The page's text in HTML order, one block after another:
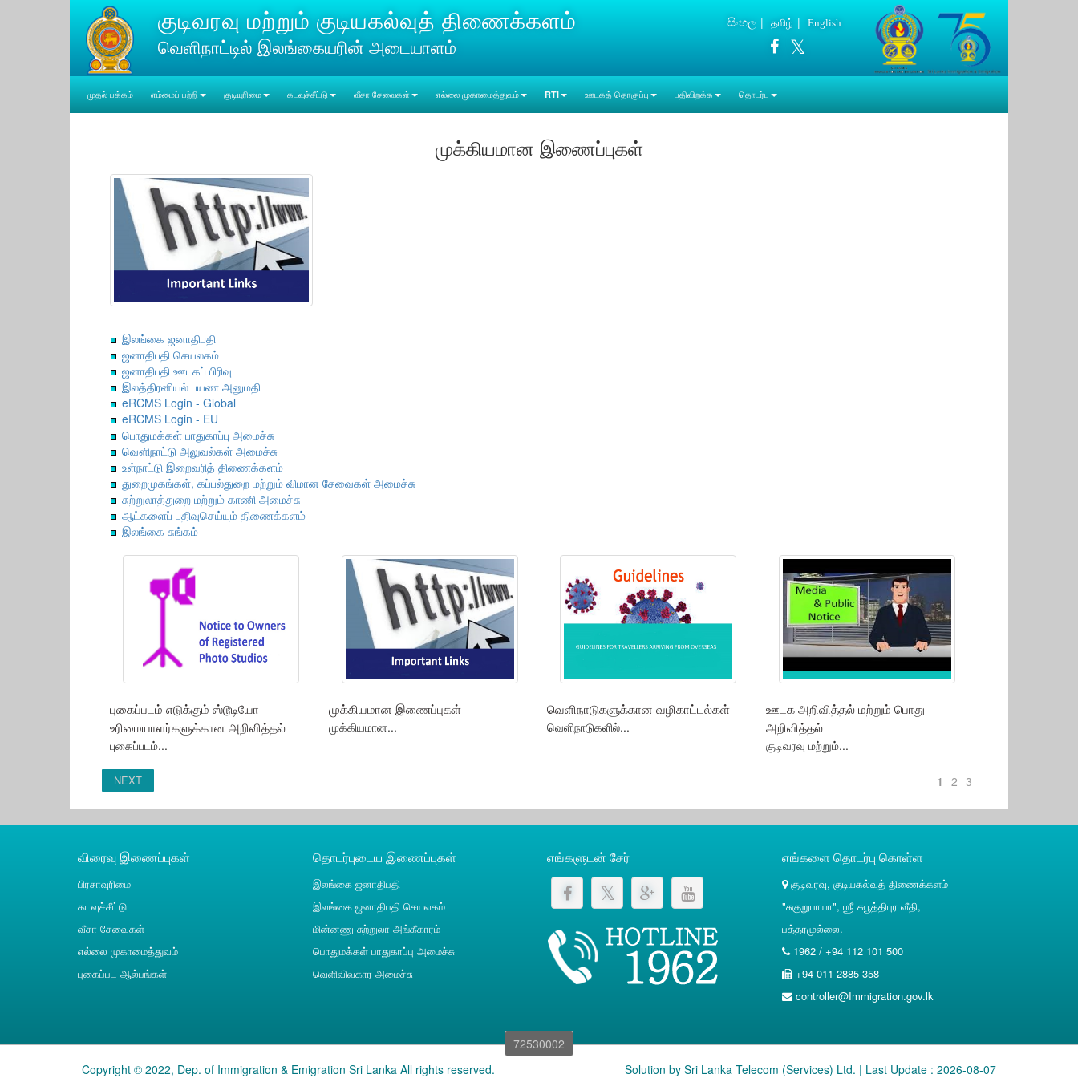
குடிவரவு மற்றும் குடியகல்வுத் திணைக்களம்
வெளிநாட்டில் இலங்கையரின் அடையாளம்
සිංහල தமிழ் English
முதல் பக்கம் எம்மைப் பற்றி குடியுரிமை கடவுச்சீட்டு வீசா சேவைகள் எல்லை முகாமைத்துவம் RTI ஊடகத் தொகுப்பு பதிவிறக்க தொடர்பு
முக்கியமான இணைப்புகள்
இலங்கை ஜனாதிபதி
ஜனாதிபதி செயலகம்
ஜனாதிபதி ஊடகப் பிரிவு
இலத்திரனியல் பயண அனுமதி
eRCMS Login - Global
eRCMS Login - EU
பொதுமக்கள் பாதுகாப்பு அமைச்சு
வௌிநாட்டு அலுவல்கள் அமைச்சு
உள்நாட்டு இறைவரித் திணைக்களம்
துறைமுகங்கள், கப்பல்துறை மற்றும் விமான சேவைகள் அமைச்சு
சுற்றுலாத்துறை மற்றும் காணி அமைச்சு
ஆட்களைப் பதிவுசெய்யும் திணைக்களம்
இலங்கை சுங்கம்
புகைப்படம் எடுக்கும் ஸ்டூடியோ
உரிமையாளர்களுக்கான அறிவித்தல்
புகைப்படம்...
முக்கியமான இணைப்புகள்
முக்கியமான...
வெளிநாடுகளுக்கான வழிகாட்டல்கள்
வெளிநாடுகளில்...
ஊடக அறிவித்தல் மற்றும் பொது
அறிவித்தல்
குடிவரவு மற்றும்...
NEXT 1 2 3
விரைவு இணைப்புகள்
பிரசாவுரிமை
கடவுச்சீட்டு
வீசா சேவைகள்
எல்லை முகாமைத்துவம்
புகைப்பட ஆல்பங்கள்
தொடர்புடைய இணைப்புகள்
இலங்கை ஜனாதிபதி
இலங்கை ஜனாதிபதி செயலகம்
மின்னணு சுற்றுலா அங்கீகாரம்
பொதுமக்கள் பாதுகாப்பு அமைச்சு
வெளிவிவகார அமைச்சு
எங்களுடன் சேர் எங்களை தொடர்பு கொள்ள
குடிவரவு, குடியகல்வுத் திணைக்களம்
"சுகுறுபாயா", ஶ்ரீ சுபூத்திபுர வீதி,
பத்தரமுல்லை.
1962 / +94 112 101 500
+94 011 2885 358
controller@Immigration.gov.lk
72530002
Copyright © 2022, Dep. of Immigration & Emigration Sri Lanka All rights reserved.
Solution by Sri Lanka Telecom (Services) Ltd. | Last Update : 2026-08-07